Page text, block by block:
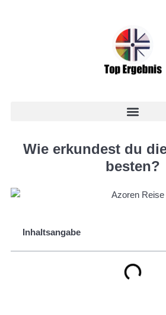
Wie erkundest du
besten?
Inhaltsangabe